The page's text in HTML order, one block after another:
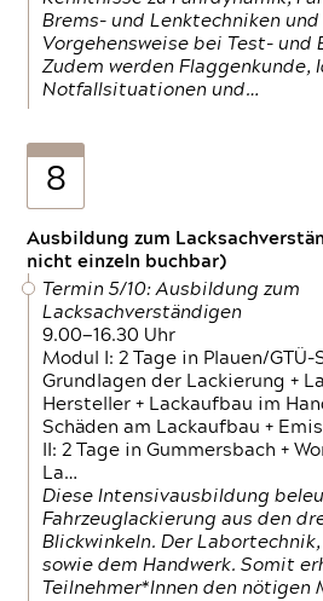
Brems- und Lenktechniken
Vorgehensweise bei Test- und
Zudem werden Flaggenkunde,
Notfallsituationen und…
8
Ausbildung zum
nicht einzeln buchbar)
Termin 5/10: Ausbildung zum
Lacksachverständigen
9.00—16.30 Uhr
Modul I: 2 Tage in Plauen/
Grundlagen der Lackierung +
Hersteller + Lackaufbau im
Schäden am Lackaufbau +
II: 2 Tage in Gummersbach +
La…
Diese Intensivausbildung
Fahrzeuglackierung aus den
Blickwinkeln. Der
sowie dem Handwerk. Somit
Teilnehmer*Innen den nötigen